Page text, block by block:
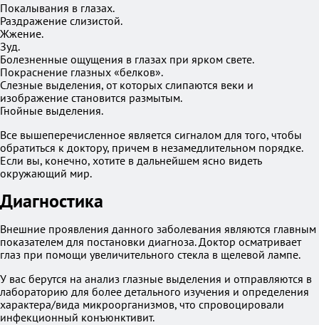
Покалывания в глазах.
Раздражение слизистой.
Жжение.
Зуд.
Болезненные ощущения в глазах при ярком свете.
Покраснение глазных «белков».
Слезные выделения, от которых слипаются веки и
изображение становится размытым.
Гнойные выделения.
Все вышеперечисленное является сигналом для того, чтобы
обратиться к доктору, причем в незамедлительном порядке.
Если вы, конечно, хотите в дальнейшем ясно видеть
окружающий мир.
Диагностика
Внешние проявления данного заболевания являются главным
показателем для постановки диагноза. Доктор осматривает
глаз при помощи увеличительного стекла в щелевой лампе.
У вас берутся на анализ глазные выделения и отправляются в
лабораторию для более детального изучения и определения
характера/вида микроорганизмов, что спровоцировали
инфекционный конъюнктивит.